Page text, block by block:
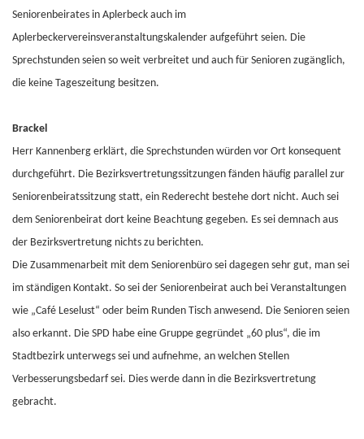
Seniorenbeirates in Aplerbeck auch im
Aplerbeckervereinsveranstaltungskalender aufgeführt seien. Die
Sprechstunden seien so weit verbreitet und auch für Senioren zugänglich,
die keine Tageszeitung besitzen.
Brackel
Herr Kannenberg erklärt, die Sprechstunden würden vor Ort konsequent
durchgeführt. Die Bezirksvertretungssitzungen fänden häufig parallel zur
Seniorenbeiratssitzung statt, ein Rederecht bestehe dort nicht. Auch sei
dem Seniorenbeirat dort keine Beachtung gegeben. Es sei demnach aus
der Bezirksvertretung nichts zu berichten.
Die Zusammenarbeit mit dem Seniorenbüro sei dagegen sehr gut, man sei
im ständigen Kontakt. So sei der Seniorenbeirat auch bei Veranstaltungen
wie „Café Leselust“ oder beim Runden Tisch anwesend. Die Senioren seien
also erkannt. Die SPD habe eine Gruppe gegründet „60 plus“, die im
Stadtbezirk unterwegs sei und aufnehme, an welchen Stellen
Verbesserungsbedarf sei. Dies werde dann in die Bezirksvertretung
gebracht.